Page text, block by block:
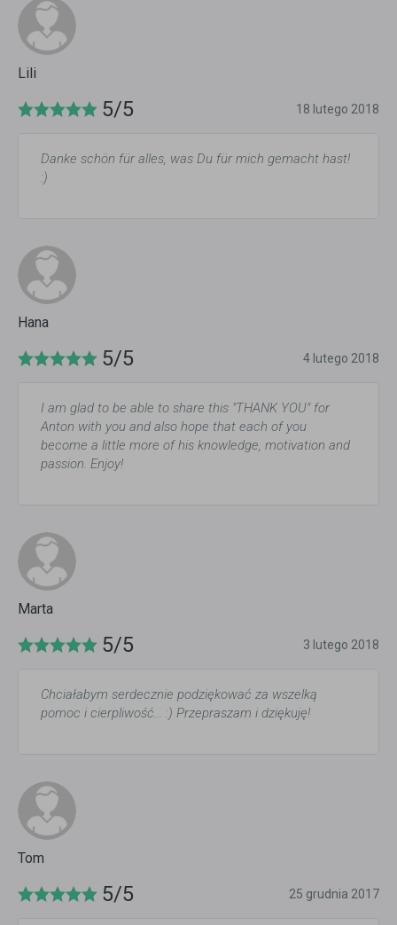
Lili
5/5 18 lutego 2018
Danke schön für alles, was Du für mich gemacht hast!
:)
Hana
5/5 4 lutego 2018
I am glad to be able to share this "THANK YOU" for
Anton with you and also hope that each of you
become a little more of his knowledge, motivation and
passion. Enjoy!
Marta
5/5 3 lutego 2018
Chciałabym serdecznie podziękować za wszelką
pomoc i cierpliwość... :) Przepraszam i dziękuję!
Tom
5/5 25 grudnia 2017